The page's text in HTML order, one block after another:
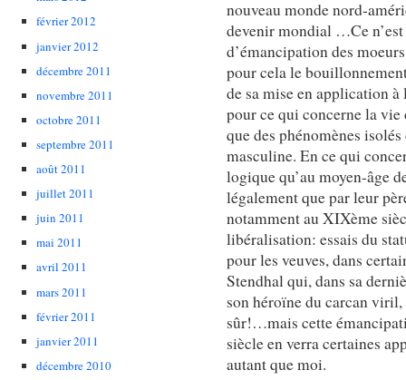
février 2012
janvier 2012
décembre 2011
novembre 2011
octobre 2011
septembre 2011
août 2011
juillet 2011
juin 2011
mai 2011
avril 2011
mars 2011
février 2011
janvier 2011
décembre 2010
nouveau monde nord-
devenir mondial …Ce
d’émancipation des
pour cela le
de sa mise en application
pour ce qui concerne la vie
que des phénomènes
masculine. En ce qui
logique qu’au moyen-âge
légalement que par leur
notamment au XIXème
libéralisation: essais du
pour les veuves, dans
Stendhal qui, dans sa
son héroïne du carcan
sûr!…mais cette
siècle en verra certaines
autant que moi.